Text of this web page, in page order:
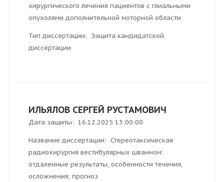
хирургического лечения пациентов с глиальными
опухолями дополнительной моторной области
Тип диссертации: Защита кандидатской
диссертации
ИЛЬЯЛОВ СЕРГЕЙ РУСТАМОВИЧ
Дата защиты: 16.12.2025 13:00:00
Название диссертации: Стереотаксическая
радиохирургия вестибулярных шванном:
отдаленные результаты, особенности течения,
осложнения, прогноз